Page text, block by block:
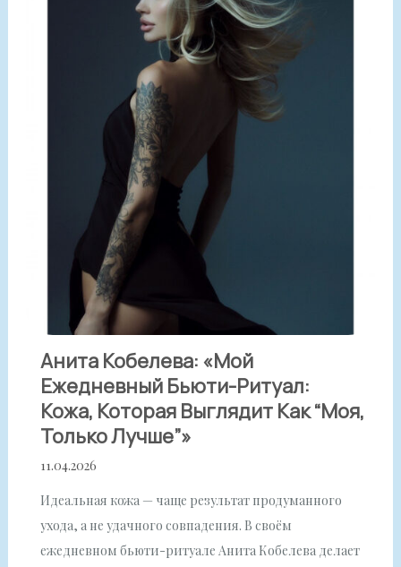
Анита Кобелева: «Мой
Ежедневный Бьюти-Ритуал:
Кожа, Которая Выглядит Как “моя,
Только Лучше”»
11.04.2026
Идеальная кожа — чаще результат продуманного
ухода, а не удачного совпадения. В своём
ежедневном бьюти-ритуале Анита Кобелева делает